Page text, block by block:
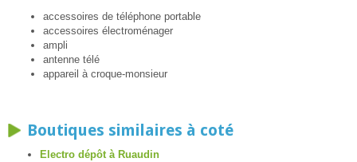
accessoires de téléphone portable
accessoires électroménager
ampli
antenne télé
appareil à croque-monsieur
Boutiques similaires à coté
Electro dépôt à Ruaudin